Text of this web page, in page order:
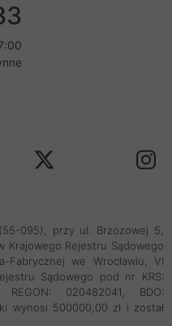
095), przy ul. Brzozowej 5,
Krajowego Rejestru Sądowego
Fabrycznej we Wrocławiu, VI
Sądowego pod nr KRS:
020482041, BDO:
wynosi 500000,00 zł i został